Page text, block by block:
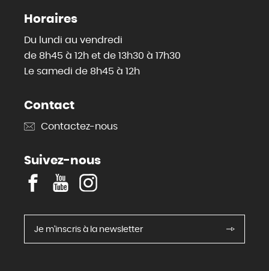
Horaires
Du lundi au vendredi
de 8h45 à 12h et de 13h30 à 17h30
Le samedi de 8h45 à 12h
Contact
Contactez-nous
Suivez-nous
c
b
Y
o
u
T
u
I
n
s
t
a
Je m'inscris à la newsletter